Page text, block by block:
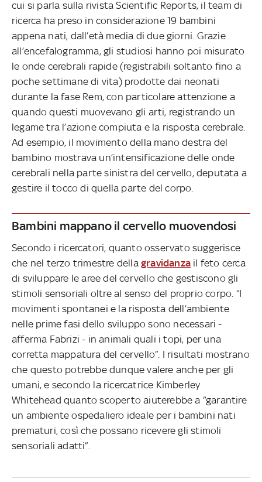
cui si parla sulla rivista Scientific Reports, il team di
ricerca ha preso in considerazione 19 bambini
appena nati, dall’età media di due giorni. Grazie
all’encefalogramma, gli studiosi hanno poi misurato
le onde cerebrali rapide (registrabili soltanto fino a
poche settimane di vita) prodotte dai neonati
durante la fase Rem, con particolare attenzione a
quando questi muovevano gli arti, registrando un
legame tra l’azione compiuta e la risposta cerebrale.
Ad esempio, il movimento della mano destra del
bambino mostrava un’intensificazione delle onde
cerebrali nella parte sinistra del cervello, deputata a
gestire il tocco di quella parte del corpo.
Bambini mappano il cervello muovendosi
Secondo i ricercatori, quanto osservato suggerisce
che nel terzo trimestre della gravidanza il feto cerca
di sviluppare le aree del cervello che gestiscono gli
stimoli sensoriali oltre al senso del proprio corpo. “I
movimenti spontanei e la risposta dell’ambiente
nelle prime fasi dello sviluppo sono necessari -
afferma Fabrizi - in animali quali i topi, per una
corretta mappatura del cervello”. I risultati mostrano
che questo potrebbe dunque valere anche per gli
umani, e secondo la ricercatrice Kimberley
Whitehead quanto scoperto aiuterebbe a “garantire
un ambiente ospedaliero ideale per i bambini nati
prematuri, così che possano ricevere gli stimoli
sensoriali adatti”.